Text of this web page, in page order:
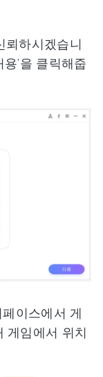
뢰하시겠습니
’을 클릭해줍
이스에서 게
게임에서 위치